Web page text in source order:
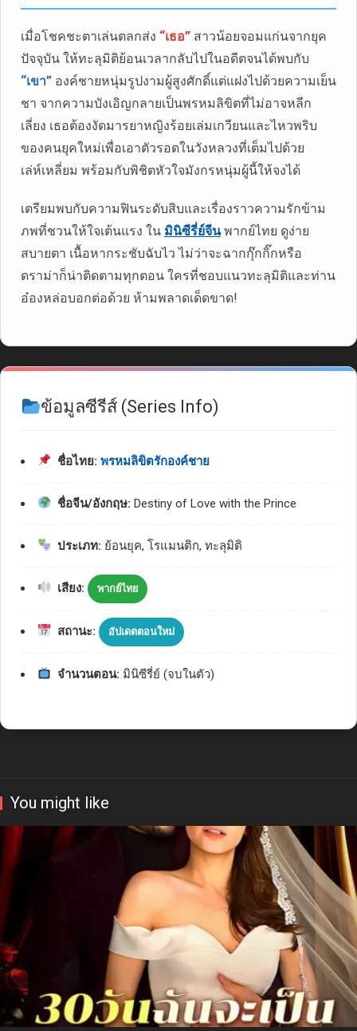
เมื่อโชคชะตาเล่นตลกส่ง “เธอ” สาวน้อยจอมแก่นจากยุค
ปัจจุบัน ให้ทะลุมิติย้อนเวลากลับไปในอดีตจนได้พบกับ
“เขา” องค์ชายหนุ่มรูปงามผู้สูงศักดิ์แต่แฝงไปด้วยความเย็น
ชา จากความบังเอิญกลายเป็นพรหมลิขิตที่ไม่อาจหลีก
เลี่ยง เธอต้องงัดมารยาหญิงร้อยเล่มเกวียนและไหวพริบ
ของคนยุคใหม่เพื่อเอาตัวรอดในวังหลวงที่เต็มไปด้วย
เล่ห์เหลี่ยม พร้อมกับพิชิตหัวใจมังกรหนุ่มผู้นี้ให้จงได้
เตรียมพบกับความฟินระดับสิบและเรื่องราวความรักข้าม
ภพที่ชวนให้ใจเต้นแรง ใน มินิซีรี่ย์จีนพากย์ไทย ดูง่าย
สบายตา เนื้อหากระชับฉับไว ไม่ว่าจะฉากกุ๊กกิ๊กหรือ
ดราม่าก็น่าติดตามทุกตอน ใครที่ชอบแนวทะลุมิติและท่าน
อ๋องหล่อบอกต่อด้วย ห้ามพลาดเด็ดขาด!
ข้อมูลซีรีส์ (Series Info)
ชื่อไทย: พรหมลิขิตรักองค์ชาย
ชื่อจีน/อังกฤษ: Destiny of Love with the Prince
ประเภท: ย้อนยุค, โรแมนติก, ทะลุมิติ
เสียง: พากย์ไทย
สถานะ: อัปเดตตอนใหม่
จำนวนตอน: มินิซีรี่ย์ (จบในตัว)
You might like